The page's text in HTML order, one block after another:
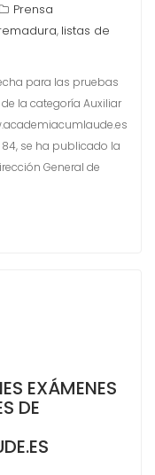
Prensa
, listas de
para las pruebas
la categoría Auxiliar
84, se ha publicado la
General de
EXÁMENES
DE